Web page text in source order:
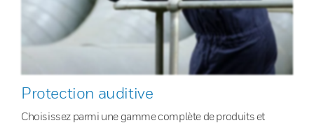
Protection auditive
Choisissez parmi une gamme complète de produits et